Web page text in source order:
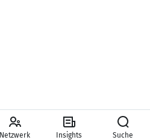
Netzwerk Insights Suche